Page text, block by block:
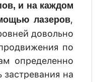
и на каждом
лазеров,
довольно
по
определенно
на